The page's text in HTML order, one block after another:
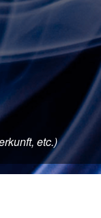
etc.)